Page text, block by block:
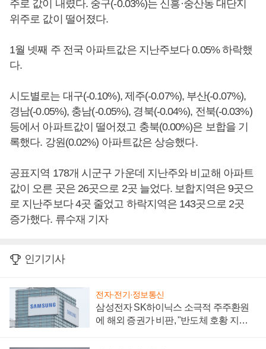
주로 값이 내렸다. 중구(-0.03%)는 신흥·중산동 대단지
위주로 값이 떨어졌다.
1월 넷째 주 전국 아파트값은 지난주보다 0.05% 하락했
다.
시도별로는 대구(-0.10%), 제주(-0.07%), 부산(-0.07%),
경남(-0.05%), 충남(-0.05%), 경북(-0.04%), 전북(-0.03%)
등에서 아파트값이 떨어졌고 충북(0.00%)은 보합을 기
록했다. 강원(0.02%) 아파트값은 상승했다.
공표지역 178개 시군구 가운데 지난주와 비교해 아파트
값이 오른 곳은 26곳으로 2곳 늘었다. 보합지역은 9곳으
로 지난주보다 4곳 줄었고 하락지역은 143곳으로 2곳
증가했다. 류수재 기자
인기기사
전자·전기·정보통신
삼성전자 SK하이닉스 소극적 주주환원
에 해외 증권가 비판, "반도체 호황 지속